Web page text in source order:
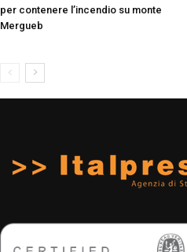
per contenere l’incendio su monte
Mergueb